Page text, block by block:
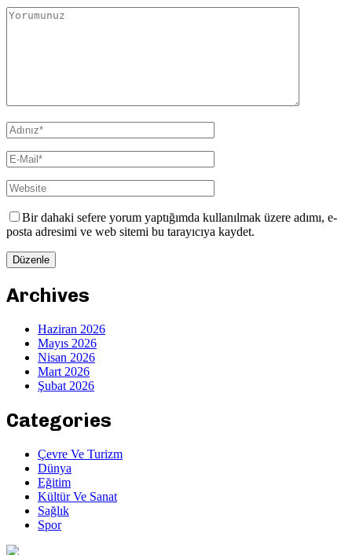
Bir dahaki sefere yorum yaptığımda kullanılmak üzere adımı, e-
posta adresimi ve web sitemi bu tarayıcıya kaydet.
Archives
Haziran 2026
Mayıs 2026
Nisan 2026
Mart 2026
Şubat 2026
Categories
Çevre Ve Turizm
Dünya
Eğitim
Kültür Ve Sanat
Sağlık
Spor